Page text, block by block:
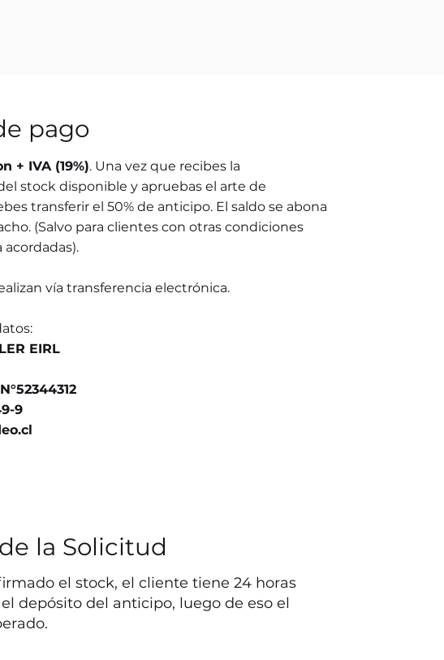
pago
+ IVA (19%). Una vez que recibes la
stock disponible y apruebas el arte de
transferir el 50% de anticipo. El saldo se abona
(Salvo para clientes con otras condiciones
acordadas).
vía transferencia electrónica.
EIRL
9
la Solicitud
el stock, el cliente tiene 24 horas
depósito del anticipo, luego de eso el